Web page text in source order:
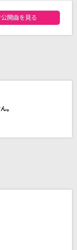
開曲を見る